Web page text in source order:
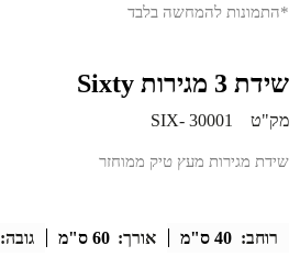
*התמונות להמחשה בלבד
שידת 3 מגירות Sixty
מק"ט SIX- 30001
שידת מגירות מעץ טיק ממוחזר
רוחב: 40 ס"מ אורך: 60 ס"מ גובה: